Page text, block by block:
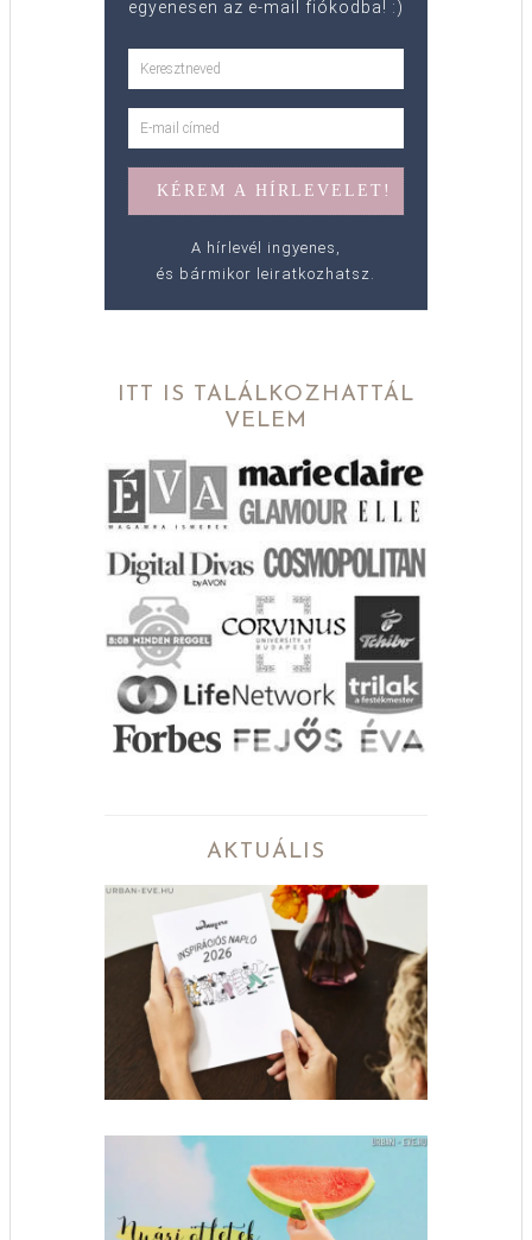
egyenesen az e-mail fiókodba! :)
A hírlevél ingyenes,
és bármikor leiratkozhatsz.
ITT IS TALÁLKOZHATTÁL
VELEM
AKTUÁLIS